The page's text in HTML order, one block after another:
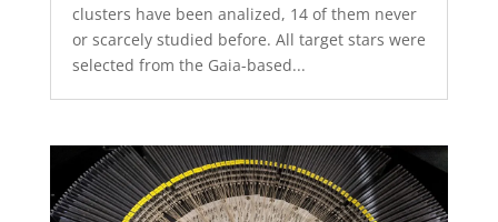
clusters have been analized, 14 of them never
or scarcely studied before. All target stars were
selected from the Gaia-based...